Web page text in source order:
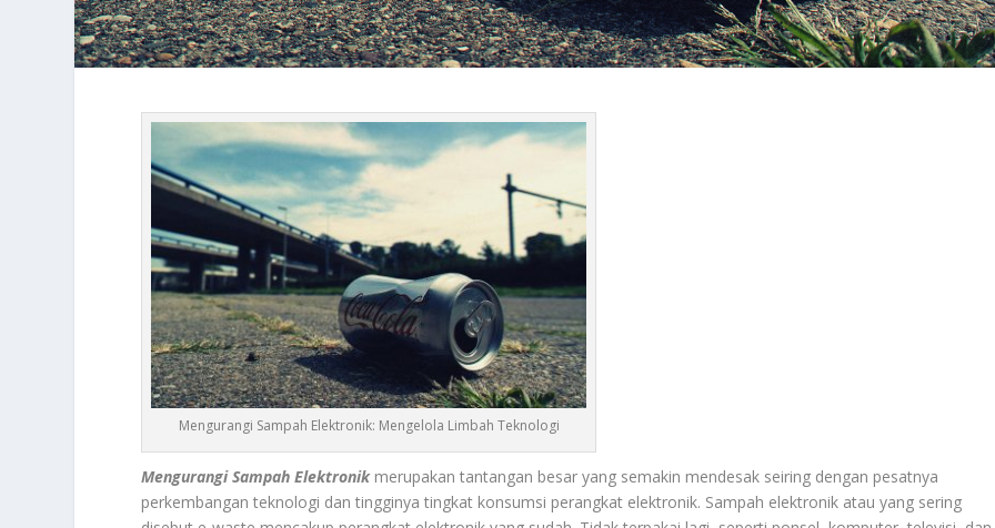
Mengurangi Sampah Elektronik: Mengelola Limbah Teknologi
Mengurangi Sampah Elektronikmerupakan tantangan besar yang semakin mendesak seiring dengan pesatnya
perkembangan teknologi dan tingginya tingkat konsumsi perangkat elektronik. Sampah elektronik atau yang sering